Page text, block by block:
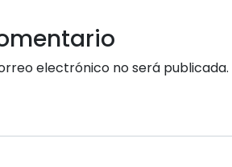
electrónico no será publicada.